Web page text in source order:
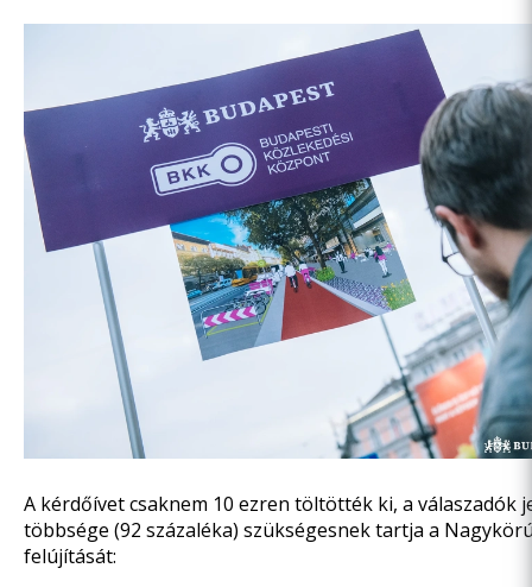
A kérdőívet csaknem 10 ezren töltötték ki, a válaszadók
többsége (92 százaléka) szükségesnek tartja a
felújítását: